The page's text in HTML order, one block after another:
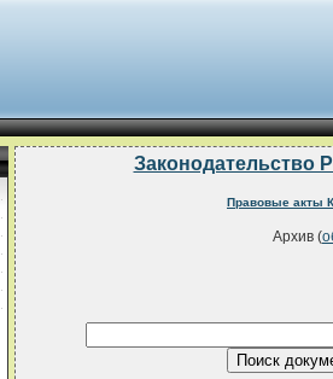
Законодательство
Правовые акты
Архив (